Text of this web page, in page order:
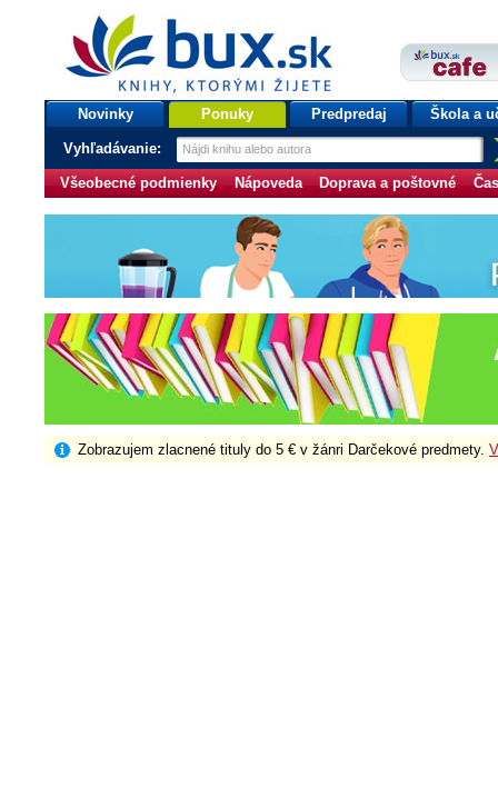
bux.sk
knihy, ktorými žijete
Úvodná stránka
Novinky Ponuky Predpredaj Škola a
Vyhľadávanie:
Všeobecné podmienky Nápoveda Doprava a poštovné
Zobrazujem zlacnené tituly do 5 € v žánri Darčekové predmety.